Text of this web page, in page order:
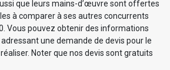
que leurs mains-d’œuvre sont offertes
à comparer à ses autres concurrents
Vous pouvez obtenir des informations
une demande de devis pour le
Noter que nos devis sont gratuits